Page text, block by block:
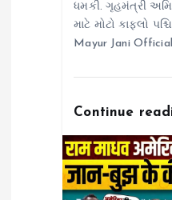
ધમકી. ગૃહમંત્રી
માટે મોટો કાફલો
Mayur Jani Official
Continue